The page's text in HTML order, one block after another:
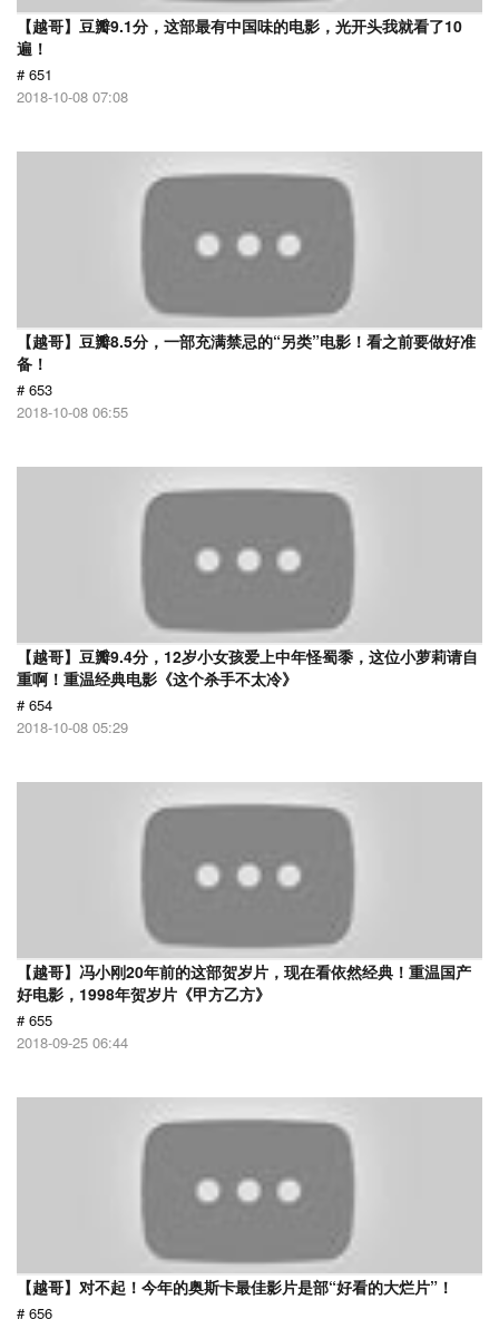
【越哥】豆瓣9.1分，这部最有中国味的电影，光开头我就看了10
遍！
# 651
2018-10-08 07:08
【越哥】豆瓣8.5分，一部充满禁忌的“另类”电影！看之前要做好准
备！
# 653
2018-10-08 06:55
【越哥】豆瓣9.4分，12岁小女孩爱上中年怪蜀黍，这位小萝莉请自
重啊！重温经典电影《这个杀手不太冷》
# 654
2018-10-08 05:29
【越哥】冯小刚20年前的这部贺岁片，现在看依然经典！重温国产
好电影，1998年贺岁片《甲方乙方》
# 655
2018-09-25 06:44
【越哥】对不起！今年的奥斯卡最佳影片是部“好看的大烂片”！
# 656